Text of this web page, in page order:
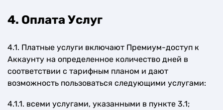
4. Оплата Услуг
4.1. Платные услуги включают Премиум-доступ к
Аккаунту на определенное количество дней в
соответствии с тарифным планом и дают
возможность пользоваться следующими услугами:
4.1.1. всеми услугами, указанными в пункте 3.1;